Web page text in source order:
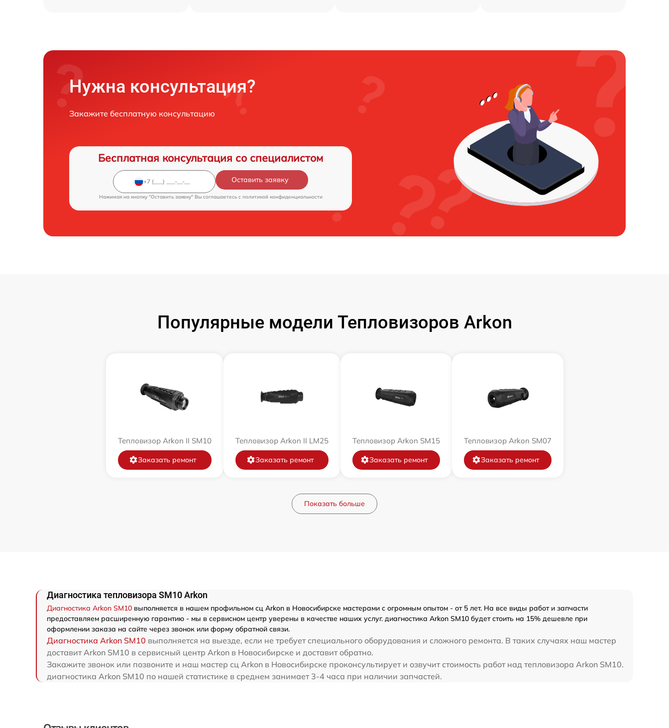
Нужна консультация?
Закажите бесплатную консультацию
Бесплатная консультация со специалистом
Оставить заявку
Нажимая на кнопку "Оставить заявку" Вы соглашаетесь c политикой конфиденциальности
Популярные модели Тепловизоров Arkon
Тепловизор Arkon II SM10
Заказать ремонт
Тепловизор Arkon II LM25
Заказать ремонт
Тепловизор Arkon SM15
Заказать ремонт
Тепловизор Arkon SM07
Заказать ремонт
Показать больше
Диагностика тепловизора SM10 Arkon
Диагностика Arkon SM10 выполняется в нашем профильном сц Arkon в Новосибирске мастерами с огромным опытом - от 5 лет. На все виды работ и запчасти
предоставляем расширенную гарантию - мы в сервисном центр уверены в качестве наших услуг. диагностика Arkon SM10 будет стоить на 15% дешевле при
оформлении заказа на сайте через звонок или форму обратной связи.
Диагностика Arkon SM10 выполняется на выезде, если не требует специального оборудования и сложного ремонта. В таких случаях наш мастер
доставит Arkon SM10 в сервисный центр Arkon в Новосибирске и доставит обратно.
Закажите звонок или позвоните и наш мастер сц Arkon в Новосибирске проконсультирует и озвучит стоимость работ над тепловизора Arkon SM10.
диагностика Arkon SM10 по нашей статистике в среднем занимает 3-4 часа при наличии запчастей.